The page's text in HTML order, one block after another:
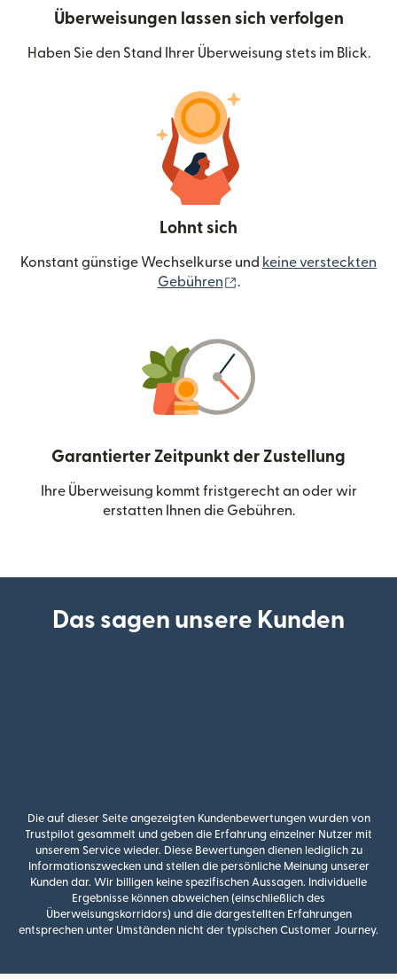
Überweisungen lassen sich verfolgen
Haben Sie den Stand Ihrer Überweisung stets im Blick.
Lohnt sich
Konstant günstige Wechselkurse und keine versteckten
Gebühren
.
Garantierter Zeitpunkt der Zustellung
Ihre Überweisung kommt fristgerecht an oder wir
erstatten Ihnen die Gebühren.
Das sagen unsere Kunden
Die auf dieser Seite angezeigten Kundenbewertungen wurden von
Trustpilot gesammelt und geben die Erfahrung einzelner Nutzer mit
unserem Service wieder. Diese Bewertungen dienen lediglich zu
Informationszwecken und stellen die persönliche Meinung unserer
Kunden dar. Wir billigen keine spezifischen Aussagen. Individuelle
Ergebnisse können abweichen (einschließlich des
Überweisungskorridors) und die dargestellten Erfahrungen
entsprechen unter Umständen nicht der typischen Customer Journey.